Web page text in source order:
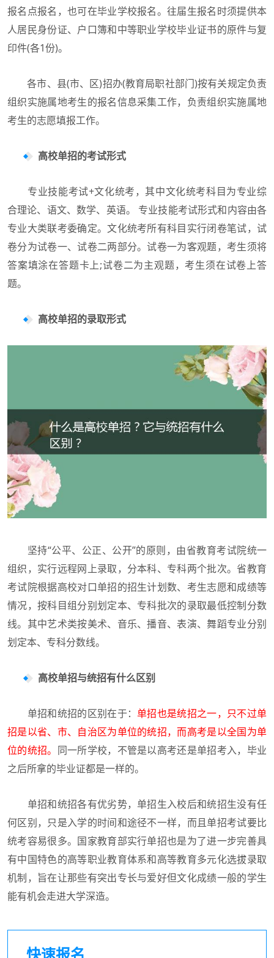
报名点报名，也可在毕业学校报名。往届生报名时须提供本
人居民身份证、户口簿和中等职业学校毕业证书的原件与复
印件(各1份)。
各市、县(市、区)招办(教育局职社部门)按有关规定负责
组织实施属地考生的报名信息采集工作，负责组织实施属地
考生的志愿填报工作。
高校单招的考试形式
专业技能考试+文化统考，其中文化统考科目为专业综
合理论、语文、数学、英语。 专业技能考试形式和内容由各
专业大类联考委确定。文化统考所有科目实行闭卷笔试，试
卷分为试卷一、试卷二两部分。试卷一为客观题，考生须将
答案填涂在答题卡上;试卷二为主观题，考生须在试卷上答
题。
高校单招的录取形式
坚持“公平、公正、公开”的原则，由省教育考试院统一
组织，实行远程网上录取，分本科、专科两个批次。省教育
考试院根据高校对口单招的招生计划数、考生志愿和成绩等
情况，按科目组分别划定本、专科批次的录取最低控制分数
线。其中艺术类按美术、音乐、播音、表演、舞蹈专业分别
划定本、专科分数线。
高校单招与统招有什么区别
单招和统招的区别在于：单招也是统招之一，只不过单
招是以省、市、自治区为单位的统招，而高考是以全国为单
位的统招。 同一所学校，不管是以高考还是单招考入，毕业
之后所拿的毕业证都是一样的。
单招和统招各有优劣势，单招生入校后和统招生没有任
何区别，只是入学的时间和途径不一样，而且单招考试要比
统考容易很多。国家教育部实行单招也是为了进一步完善具
有中国特色的高等职业教育体系和高等教育多元化选拔录取
机制，旨在让那些有突出专长与爱好但文化成绩一般的学生
能有机会走进大学深造。